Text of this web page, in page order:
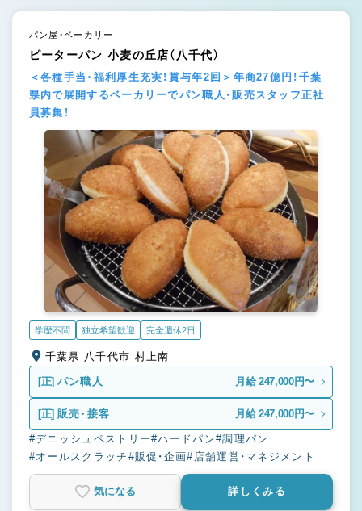
パン屋・ベーカリー
ピーターパン 小麦の丘店（八千代）
＜各種手当・福利厚生充実！賞与年2回＞年商27億円！千葉
県内で展開するベーカリーでパン職人・販売スタッフ正社
員募集！
学歴不問 独立希望歓迎 完全週休2日
千葉県 八千代市 村上南
[正] パン職人 月給 247,000円〜
[正] 販売・接客 月給 247,000円〜
#デニッシュペストリー#ハードパン#調理パン
#オールスクラッチ #販促・企画#店舗運営・マネジメント
気になる 詳しくみる